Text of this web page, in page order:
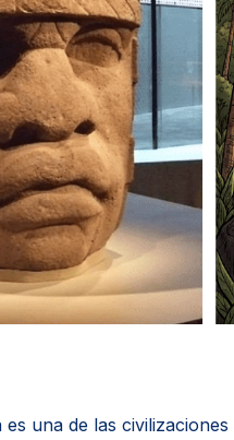
una de las